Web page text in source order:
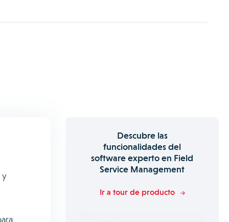
y
Descubre las
funcionalidades del
software experto en Field
Service Management
Ir a tour de producto